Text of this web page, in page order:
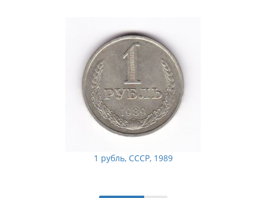
1 рубль, СССР, 1989